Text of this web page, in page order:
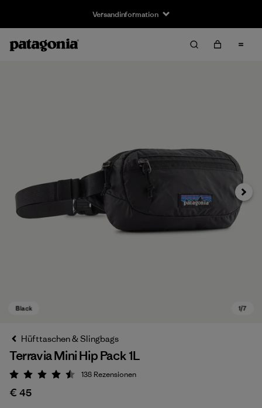
Versandinformation
Weiter
Hüfttaschen & Slingbags
Terravia Mini Hip Pack 1L
Bewertung: 4.5 / 5
138 Rezensionen
€ 45